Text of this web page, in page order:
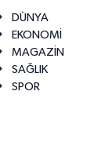
DÜNYA
EKONOMİ
MAGAZİN
SAĞLIK
SPOR